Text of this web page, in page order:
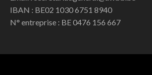
IBAN : BE02 1030 6751 8940
N° entreprise : BE 0476 156 667